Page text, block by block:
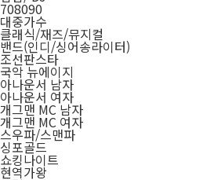
708090
대중가수
클래식/재즈/뮤지컬
밴드(인디/싱어송라이터)
조선판스타
국악 뉴에이지
아나운서 남자
아나운서 여자
개그맨 MC 남자
개그맨 MC 여자
스우파/스맨파
싱포골드
쇼킹나이트
현역가왕